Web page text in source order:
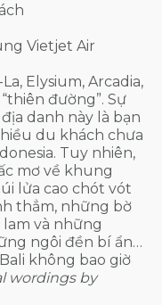
Vietjet Air
Elysium, Arcadia,
đường”. Sự
danh này là bạn
du khách chưa
Tuy nhiên,
mơ về khung
lửa cao chót vót
thẳm, những bờ
và những
ngôi đền bí ẩn…
không bao giờ
wordings by